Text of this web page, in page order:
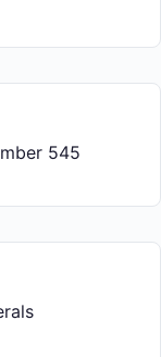
545